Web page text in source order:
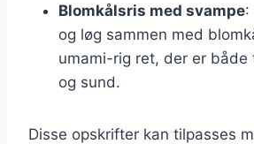
Blomkålsris med svampe:
og løg sammen med
umami-rig ret, der er både
og sund.
Disse opskrifter kan tilpasses